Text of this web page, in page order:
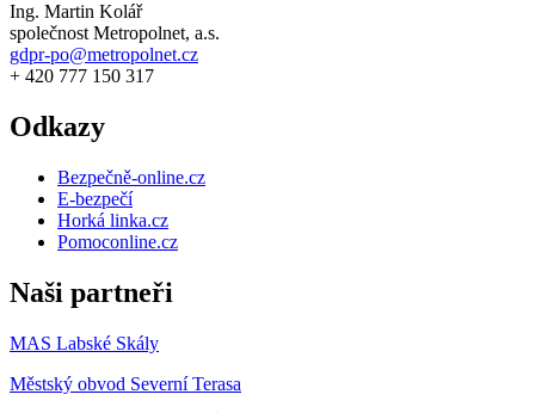
Ing. Martin Kolář
společnost Metropolnet, a.s.
gdpr-po@metropolnet.cz
+ 420 777 150 317
Odkazy
Bezpečně-online.cz
E-bezpečí
Horká linka.cz
Pomoconline.cz
Naši partneři
MAS Labské Skály
Městský obvod Severní Terasa